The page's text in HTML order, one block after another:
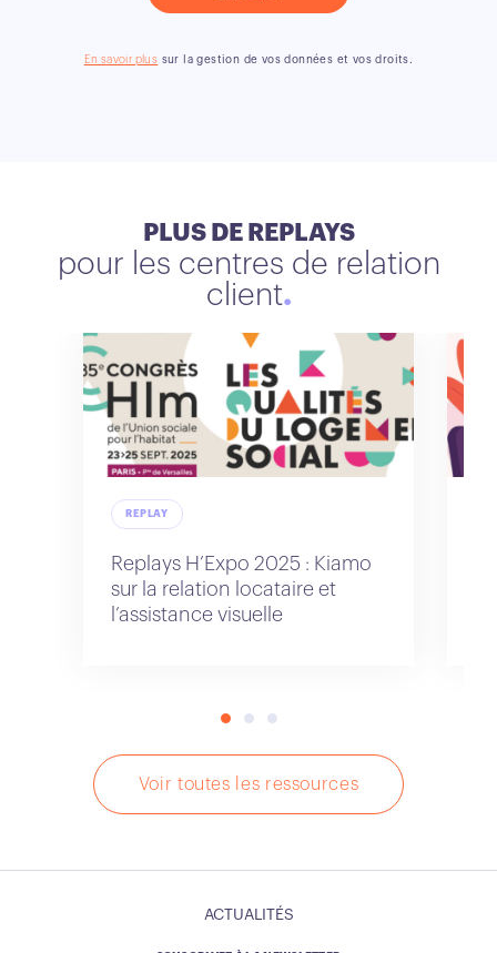
En savoir plus sur la gestion de vos données et vos droits.
PLUS DE REPLAYS
pour les centres de relation
client
REPLAY
Replays H’Expo 2025 : Kiamo
sur la relation locataire et
l’assistance visuelle
Voir toutes les ressources
ACTUALITÉS